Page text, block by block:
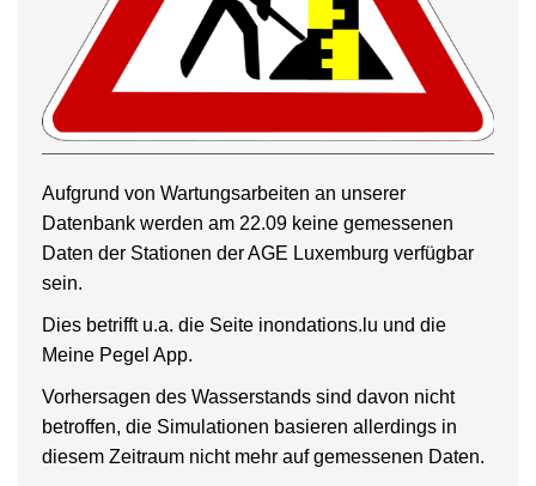
Aufgrund von Wartungsarbeiten an unserer
Datenbank werden am 22.09 keine gemessenen
Daten der Stationen der AGE Luxemburg verfügbar
sein.
Dies betrifft u.a. die Seite inondations.lu und die
Meine Pegel App.
Vorhersagen des Wasserstands sind davon nicht
betroffen, die Simulationen basieren allerdings in
diesem Zeitraum nicht mehr auf gemessenen Daten.